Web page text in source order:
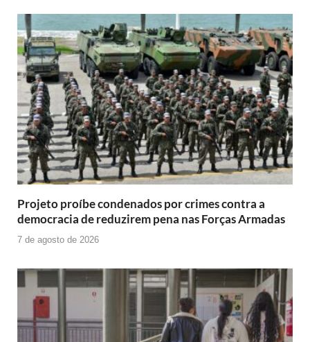
Projeto proíbe condenados por crimes contra a
democracia de reduzirem pena nas Forças Armadas
7 de agosto de 2026